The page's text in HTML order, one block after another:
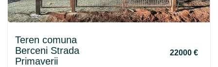
Teren comuna
Berceni Strada
Primaverii
22000 €